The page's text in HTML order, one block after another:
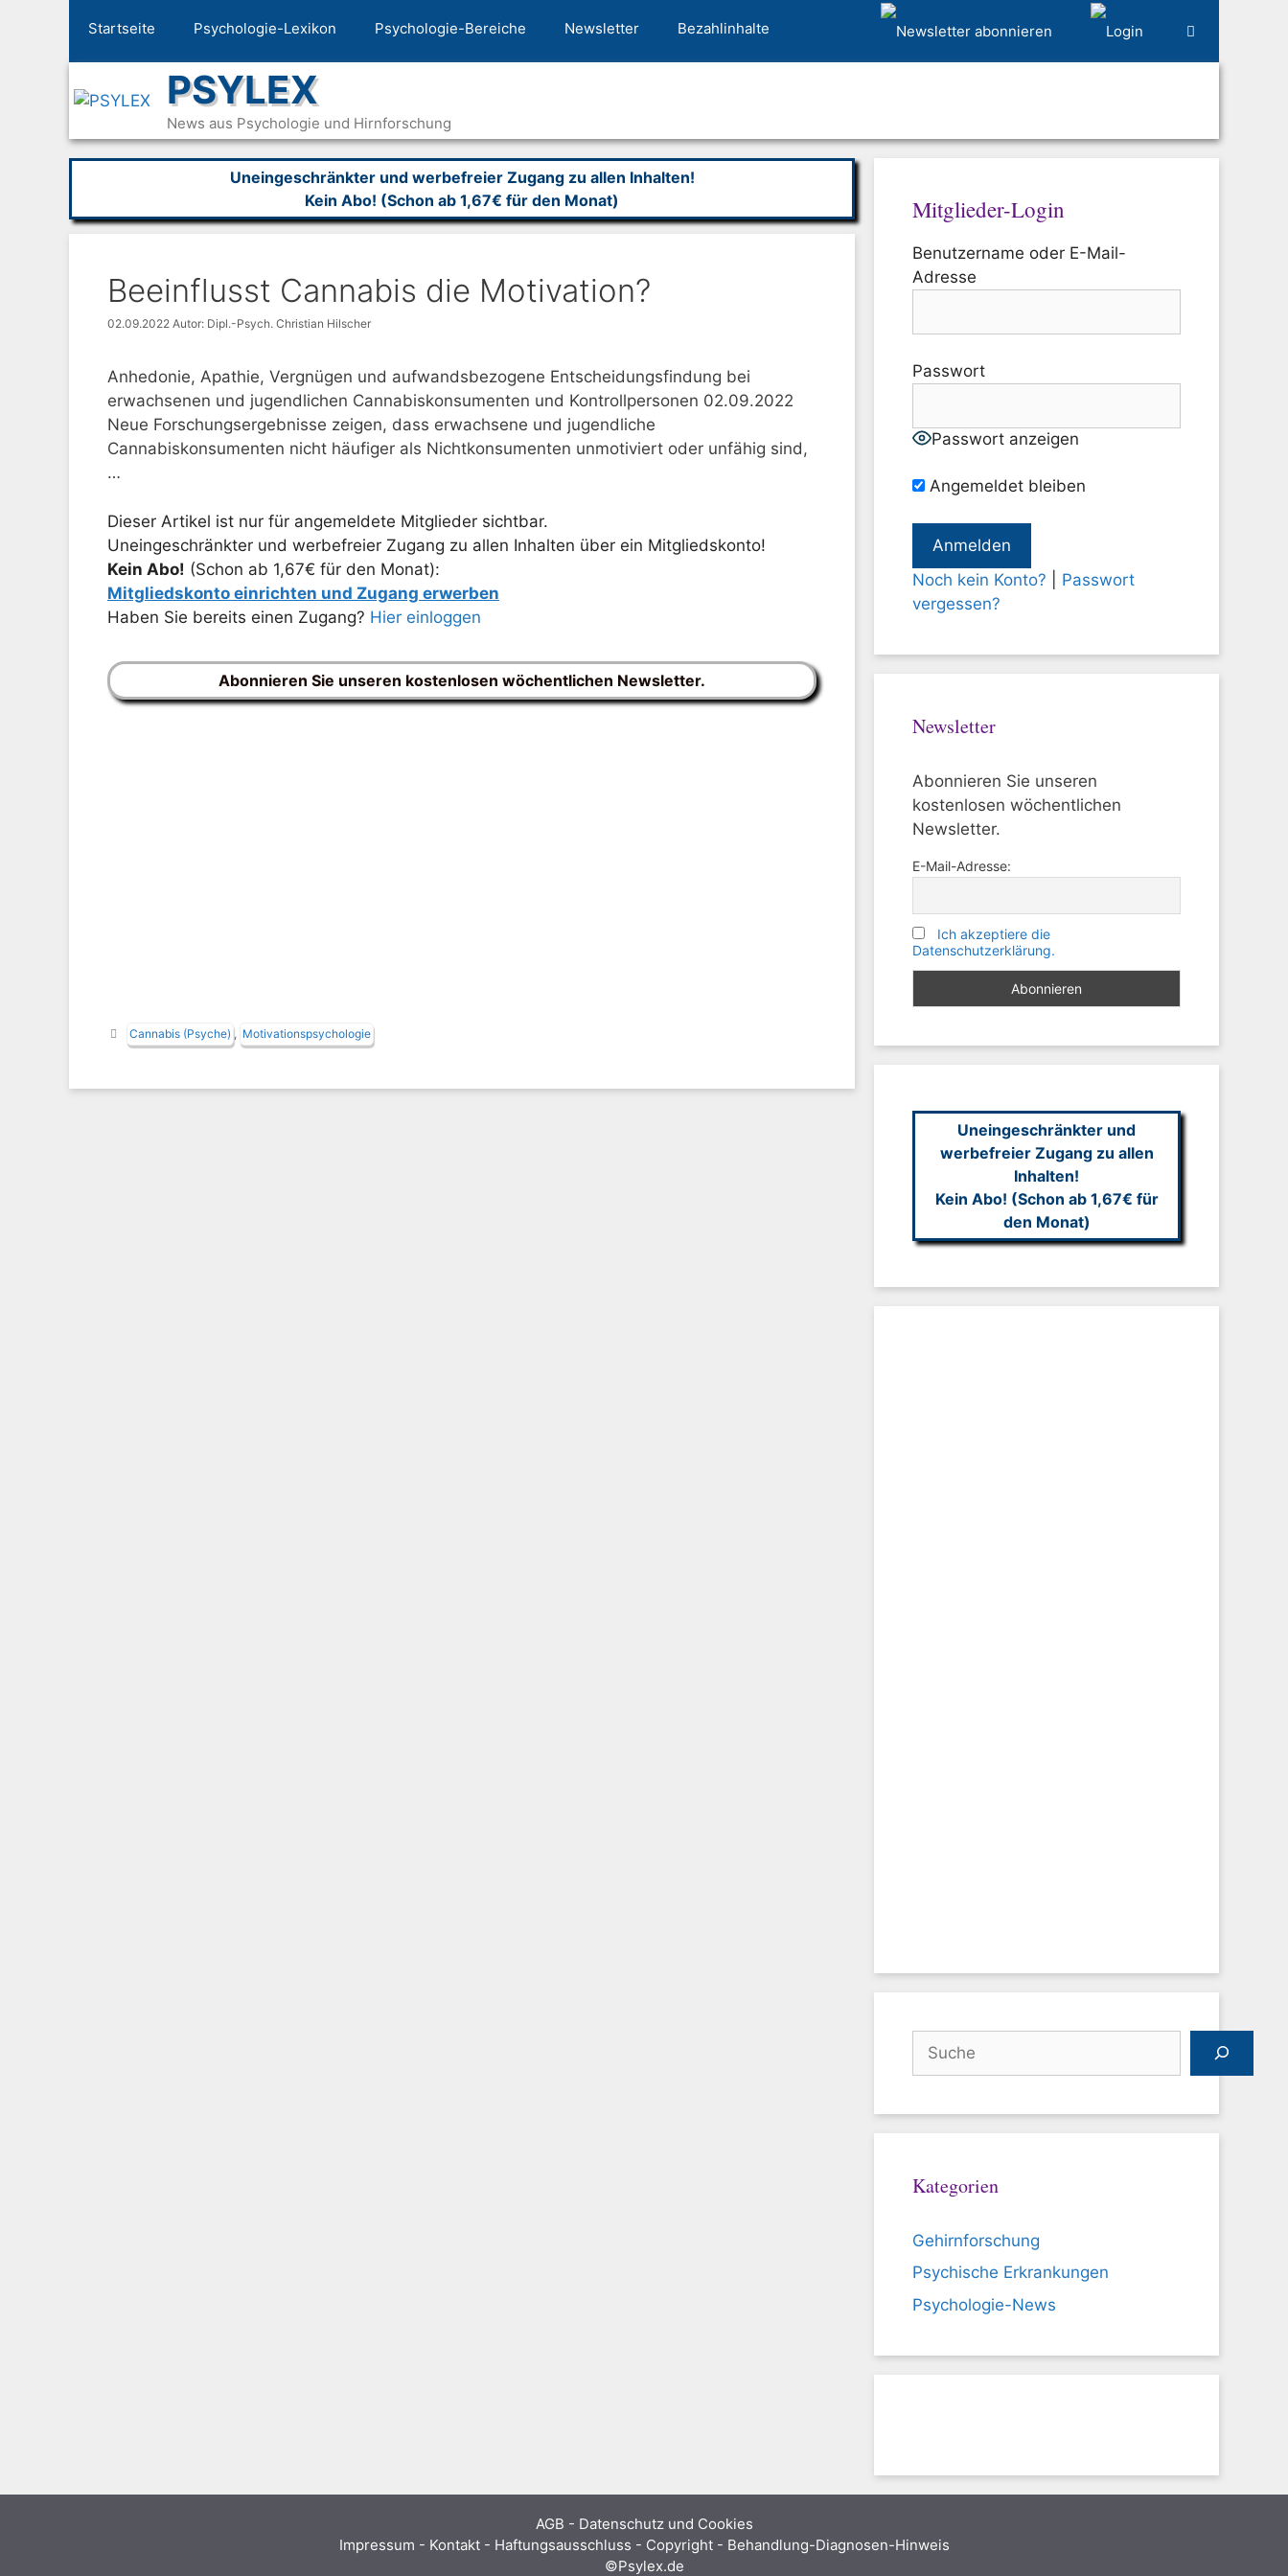
Startseite Psychologie-Lexikon Psychologie-Bereiche Newsletter Bezahlinhalte
PSYLEX
News aus Psychologie und Hirnforschung
Uneingeschränkter und werbefreier Zugang zu allen Inhalten!
Kein Abo! (Schon ab 1,67€ für den Monat)
Beeinflusst Cannabis die Motivation?
02.09.2022 Autor: Dipl.-Psych. Christian Hilscher
Anhedonie, Apathie, Vergnügen und aufwandsbezogene Entscheidungsfindung bei
erwachsenen und jugendlichen Cannabiskonsumenten und Kontrollpersonen 02.09.2022
Neue Forschungsergebnisse zeigen, dass erwachsene und jugendliche
Cannabiskonsumenten nicht häufiger als Nichtkonsumenten unmotiviert oder unfähig sind,
…
Dieser Artikel ist nur für angemeldete Mitglieder sichtbar.
Uneingeschränkter und werbefreier Zugang zu allen Inhalten über ein Mitgliedskonto!
Kein Abo! (Schon ab 1,67€ für den Monat):
Mitgliedskonto einrichten und Zugang erwerben
Haben Sie bereits einen Zugang? Hier einloggen
Abonnieren Sie unseren kostenlosen wöchentlichen Newsletter.
Schlagwörter
Cannabis (Psyche) , Motivationspsychologie
Mitglieder-Login
Benutzername oder E-Mail-
Adresse
Passwort
Passwort anzeigen
Angemeldet bleiben
Noch kein Konto?
Passwort
vergessen?
Newsletter
Abonnieren Sie unseren
kostenlosen wöchentlichen
Newsletter.
E-Mail-Adresse:
Ich akzeptiere die
Datenschutzerklärung.
Uneingeschränkter und
werbefreier Zugang zu allen
Inhalten!
Kein Abo! (Schon ab 1,67€ für
den Monat)
Kategorien
Gehirnforschung
Psychische Erkrankungen
Psychologie-News
AGB - Datenschutz und Cookies
Impressum - Kontakt - Haftungsausschluss - Copyright - Behandlung-Diagnosen-Hinweis
©Psylex.de